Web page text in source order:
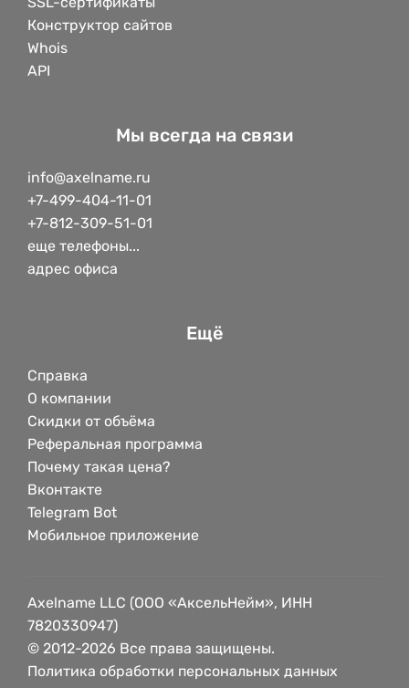
Конструктор сайтов
Whois
API
Мы всегда на связи
info@axelname.ru
+7-499-404-11-01
+7-812-309-51-01
еще телефоны...
адрес офиса
Ещё
Справка
О компании
Скидки от объёма
Реферальная программа
Почему такая цена?
Вконтакте
Telegram Bot
Мобильное приложение
Axelname LLC (ООО «АксельНейм», ИНН
7820330947)
© 2012-2026 Все права защищены.
Политика обработки персональных данных